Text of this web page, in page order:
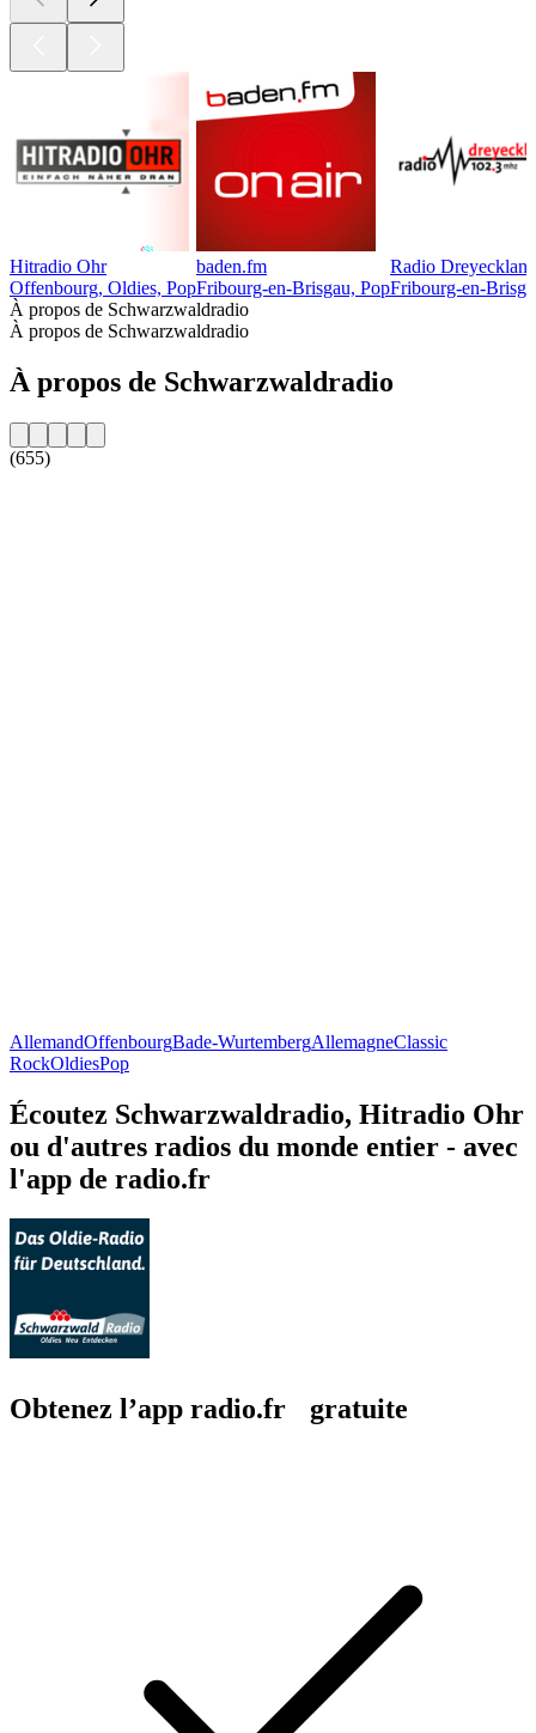
Hitradio Ohr
Offenbourg, Oldies, Pop
baden.fm
Fribourg-en-Brisgau, Pop
Radio Dreyeckland
Fribourg-en-
À propos de Schwarzwaldradio
À propos de Schwarzwaldradio
À propos de Schwarzwaldradio
(655)
AllemandOffenbourgBade-WurtembergAllemagneClassic
RockOldiesPop
Écoutez Schwarzwaldradio, Hitradio Ohr
ou d'autres radios du monde entier - avec
l'app de radio.fr
Obtenez l’app radio.fr gratuite